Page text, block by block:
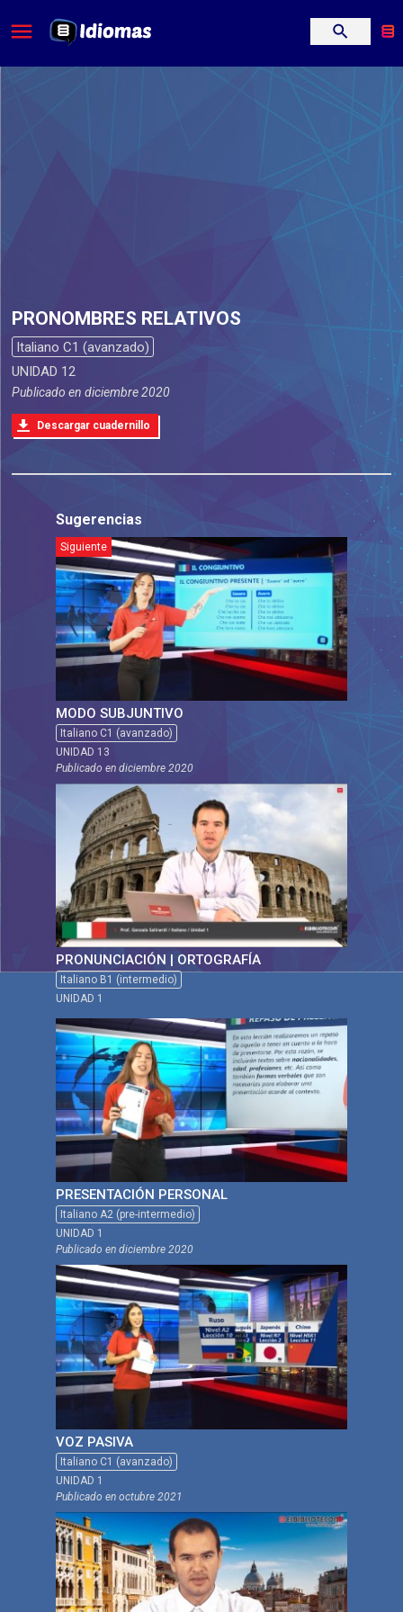
PRONOMBRES RELATIVOS
Italiano C1 (avanzado)
UNIDAD 12
Publicado endiciembre 2020
Descargar cuadernillo
Sugerencias
Siguiente
MODO SUBJUNTIVO
Italiano C1 (avanzado)
UNIDAD 13
Publicado endiciembre 2020
PRONUNCIACIÓN | ORTOGRAFÍA
Italiano B1 (intermedio)
UNIDAD 1
PRESENTACIÓN PERSONAL
Italiano A2 (pre-intermedio)
UNIDAD 1
Publicado endiciembre 2020
VOZ PASIVA
Italiano C1 (avanzado)
UNIDAD 1
Publicado enoctubre 2021